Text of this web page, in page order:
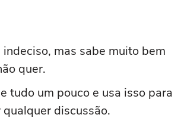
indeciso, mas sabe muito bem
quer.
tudo um pouco e usa isso para
qualquer discussão.